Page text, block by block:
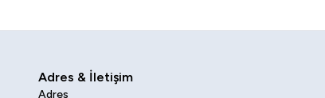
Adres & İletişim
Adres